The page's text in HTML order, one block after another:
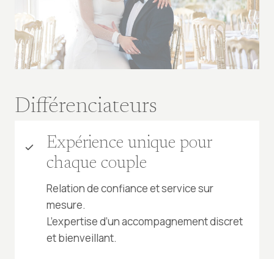
Différenciateurs
Expérience unique pour
chaque couple
Relation de confiance et service sur
mesure.
L’expertise d’un accompagnement discret
et bienveillant.